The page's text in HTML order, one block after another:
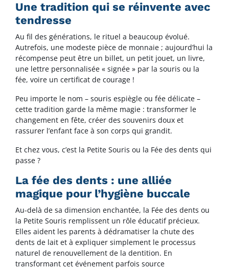
Une tradition qui se réinvente avec
tendresse
Au fil des générations, le rituel a beaucoup évolué.
Autrefois, une modeste pièce de monnaie ; aujourd’hui la
récompense peut être un billet, un petit jouet, un livre,
une lettre personnalisée « signée » par la souris ou la
fée, voire un certificat de courage !
Peu importe le nom – souris espiègle ou fée délicate –
cette tradition garde la même magie : transformer le
changement en fête, créer des souvenirs doux et
rassurer l’enfant face à son corps qui grandit.
Et chez vous, c’est la Petite Souris ou la Fée des dents qui
passe ?
La fée des dents : une alliée
magique pour l’hygiène buccale
Au-delà de sa dimension enchantée, la Fée des dents ou
la Petite Souris remplissent un rôle éducatif précieux.
Elles aident les parents à dédramatiser la chute des
dents de lait et à expliquer simplement le processus
naturel de renouvellement de la dentition. En
transformant cet événement parfois source